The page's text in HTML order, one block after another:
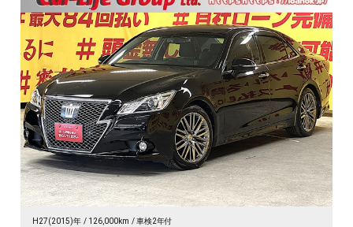
H27(2015)年 126,000km 車検2年付